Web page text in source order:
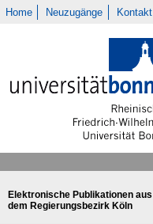
Home Neuzugänge Kontakt
Elektronische Publikationen aus
dem Regierungsbezirk Köln